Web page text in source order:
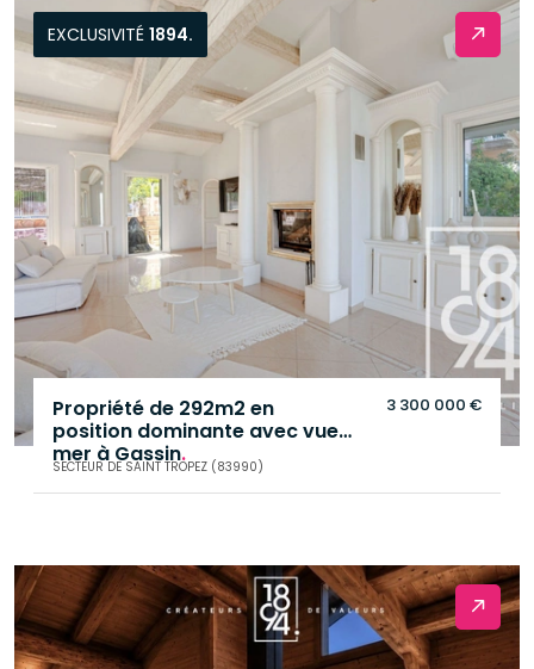
EXCLUSIVITÉ 1894.
Propriété de 292m2 en
position dominante avec vue
mer à Gassin.
SECTEUR DE SAINT TROPEZ (83990)
3 300 000 €